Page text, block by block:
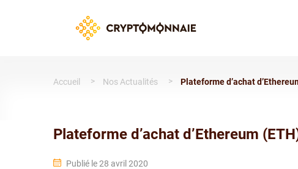
Accueil Nos Actualités Plateforme d’achat
Plateforme d’achat d’Ethereum
Publié le 28 avril 2020